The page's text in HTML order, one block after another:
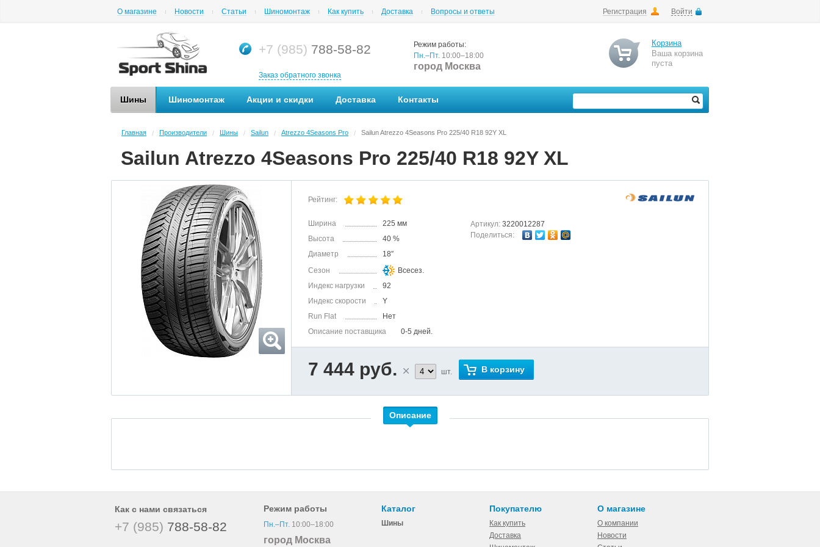
Регистрация Войти
О магазине Новости Статьи Шиномонтаж Как купить Доставка Вопросы и ответы
+7 (985) 788-58-82
Заказ обратного звонка
Режим работы:
Пн.–Пт. 10:00–18:00
город Москва
Корзина
Ваша корзина
пуста
Шины Шиномонтаж Акции и скидки Доставка Контакты
Главная / Производители / Шины / Sailun / Atrezzo 4Seasons Pro / Sailun Atrezzo 4Seasons Pro 225/40 R18 92Y XL
Sailun Atrezzo 4Seasons Pro 225/40 R18 92Y XL
Рейтинг:
Ширина
225 мм
Высота
40 %
Диаметр
18″
Сезон
Всесез.
Индекс нагрузки
92
Индекс скорости
Y
Run Flat
Нет
Описание поставщика
0-5 дней.
Артикул: 3220012287
Поделиться:
7 444 руб. шт. В корзину
Описание
Как с нами связаться
+7 (985) 788-58-82
Режим работы
Пн.–Пт.10:00–18:00
город Москва
Каталог
Шины
Покупателю
Как купить
Доставка
О магазине
О компании
Новости